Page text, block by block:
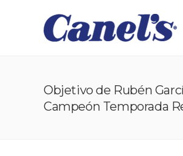
Objetivo de Rubén
Campeón Temporada